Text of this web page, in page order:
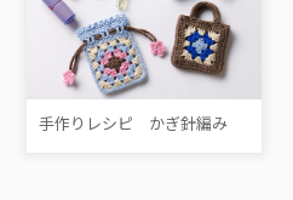
手作りレシピ かぎ針編み